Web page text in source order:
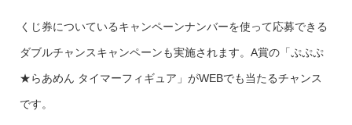
くじ券についているキャンペーンナンバーを使って応募できる
ダブルチャンスキャンペーンも実施されます。A賞の「ぷぷぷ
★らあめん タイマーフィギュア」がWEBでも当たるチャンス
です。